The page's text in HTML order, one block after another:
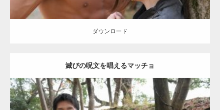
ダウンロード
滅びの呪文を唱えるマッチョ
【YouTube】マッチョフリー素材メンバーが
ギネス世界記録…
【TV】TBS番組「ひるおび」にてマッスルプ
ラスが紹介されま…